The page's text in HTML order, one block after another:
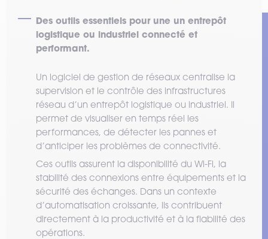
Des outils essentiels pour une un entrepôt
logistique ou industriel connecté et
performant.
Un logiciel de gestion de réseaux centralise la
supervision et le contrôle des infrastructures
réseau d’un entrepôt logistique ou industriel. Il
permet de visualiser en temps réel les
performances, de détecter les pannes et
d’anticiper les problèmes de connectivité.
Ces outils assurent la disponibilité du Wi-Fi, la
stabilité des connexions entre équipements et la
sécurité des échanges. Dans un contexte
d’automatisation croissante, ils contribuent
directement à la productivité et à la fiabilité des
opérations.